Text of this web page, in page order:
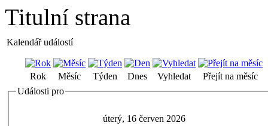
Titulní strana
Kalendář událostí
Rok Měsíc Týden Dnes Vyhledat
Přejít na měsíc
Události pro
úterý, 16 červen 2026